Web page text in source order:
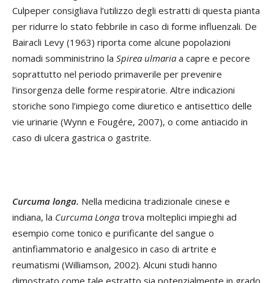
Culpeper consigliava l’utilizzo degli estratti di questa pianta
per ridurre lo stato febbrile in caso di forme influenzali. De
Bairacli Levy (1963) riporta come alcune popolazioni
nomadi somministrino la Spirea ulmaria a capre e pecore
soprattutto nel periodo primaverile per prevenire
l’insorgenza delle forme respiratorie. Altre indicazioni
storiche sono l’impiego come diuretico e antisettico delle
vie urinarie (Wynn e Fougére, 2007), o come antiacido in
caso di ulcera gastrica o gastrite.
Curcuma longa. Nella medicina tradizionale cinese e
indiana, la Curcuma Longa trova molteplici impieghi ad
esempio come tonico e purificante del sangue o
antinfiammatorio e analgesico in caso di artrite e
reumatismi (Williamson, 2002). Alcuni studi hanno
dimostrato come tale estratto sia potenzialmente in grado